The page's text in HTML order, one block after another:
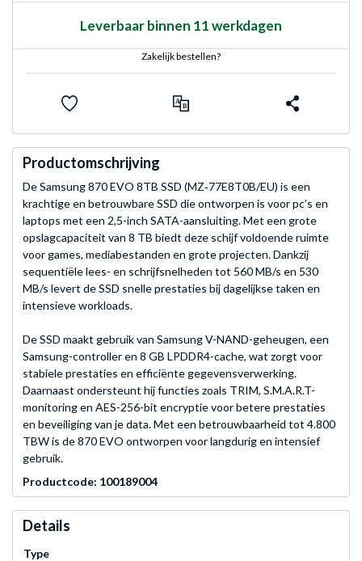
Leverbaar binnen 11 werkdagen
Zakelijk bestellen?
Productomschrijving
De Samsung 870 EVO 8TB SSD (MZ‑77E8T0B/EU) is een
krachtige en betrouwbare SSD die ontworpen is voor pc’s en
laptops met een 2,5-inch SATA-aansluiting. Met een grote
opslagcapaciteit van 8 TB biedt deze schijf voldoende ruimte
voor games, mediabestanden en grote projecten. Dankzij
sequentiële lees- en schrijfsnelheden tot 560 MB/s en 530
MB/s levert de SSD snelle prestaties bij dagelijkse taken en
intensieve workloads.
De SSD maakt gebruik van Samsung V-NAND-geheugen, een
Samsung-controller en 8 GB LPDDR4-cache, wat zorgt voor
stabiele prestaties en efficiënte gegevensverwerking.
Daarnaast ondersteunt hij functies zoals TRIM, S.M.A.R.T-
monitoring en AES-256-bit encryptie voor betere prestaties
en beveiliging van je data. Met een betrouwbaarheid tot 4.800
TBW is de 870 EVO ontworpen voor langdurig en intensief
gebruik.
Productcode: 100189004
Details
Type